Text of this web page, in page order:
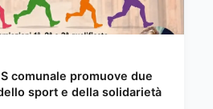
comunale promuove due
sport e della solidarietà